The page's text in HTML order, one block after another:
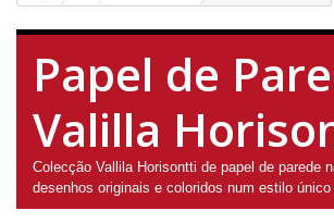
Papel de
Valilla
Colecção Vallila Horisontti de papel de parede
desenhos originais e coloridos num estilo